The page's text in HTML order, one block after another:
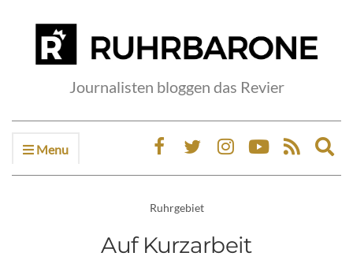
Journalisten bloggen das Revier
Menu
Ruhrgebiet
Auf Kurzarbeit